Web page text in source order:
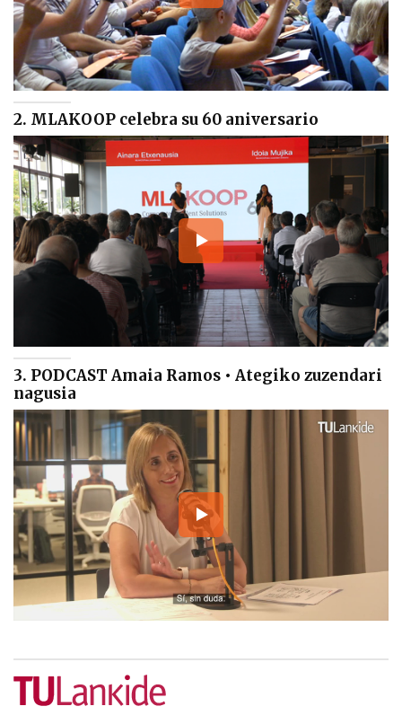
2. MLAKOOP celebra su 60 aniversario
3. PODCAST Amaia Ramos • Ategiko zuzendari
nagusia